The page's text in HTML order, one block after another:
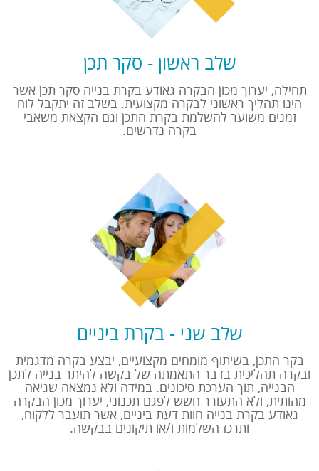
שלב ראשון - סקר תכן
תחילה, יערוך מכון הבקרה גאודע בקרת בנייה סקר תכן אשר
הינו תהליך ראשוני לבקרה מקצועית. בשלב זה יתקבל לוח
זמנים משוער להשלמת בקרת התכן וגם הקצאת משאבי
בקרה נדרשים.
שלב שני - בקרת ביניים
בקר התכן, בשיתוף מומחים מקצועיים, יבצע בקרה מדגמית
ובקרה תהליכית בדבר התאמתה של בקשה להיתר בנייה לתכן
הבנייה, תוך הערכת סיכונים. במידה ולא נמצאה שגיאה
מהותית, ולא התעורר חשש לפגם תכנוני, יערוך מכון הבקרה
גאודע בקרת בנייה חוות דעת ביניים, אשר תועבר ללקוח,
ותרכז השלמות ו/או תיקונים בבקשה.